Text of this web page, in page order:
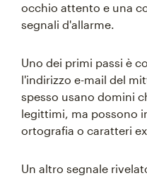
occhio attento e una
segnali d'allarme.
Uno dei primi passi è
l'indirizzo e-mail del
spesso usano domini
legittimi, ma possono
ortografia o caratteri
Un altro segnale